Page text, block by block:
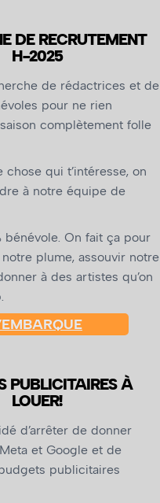
DE RECRUTEMENT
H-2025
de rédactrices et de
pour ne rien
complètement folle
chose qui t’intéresse, on
à notre équipe de
bénévole. On fait ça pour
plume, assouvir notre
à des artistes qu’on
PUBLICITAIRES À
LOUER!
d’arrêter de donner
et Google et de
publicitaires